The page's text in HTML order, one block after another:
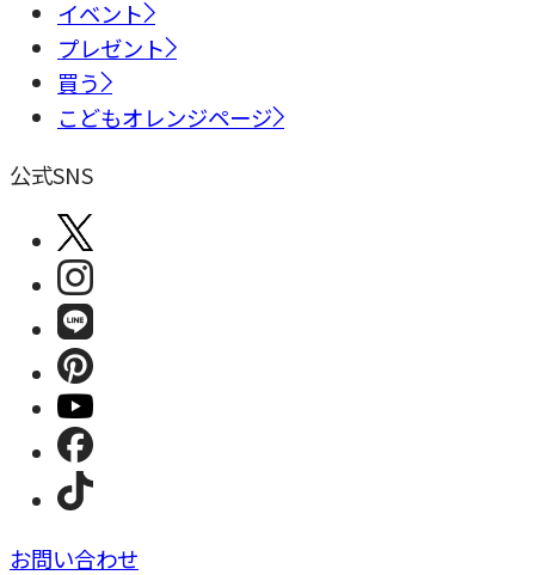
イベント
プレゼント
買う
こどもオレンジページ
公式SNS
お問い合わせ